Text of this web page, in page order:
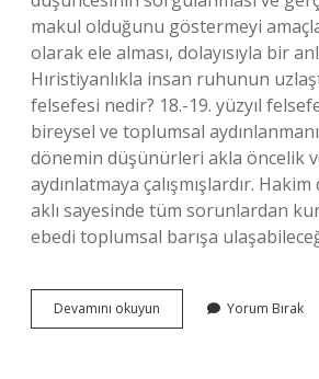
makul olduğunu göstermeyi
olarak ele alması, dolayısıyla bir
Hıristiyanlıkla insan ruhunun
felsefesi nedir? 18.-19. yüzyıl
bireysel ve toplumsal
dönemin düşünürleri akla öncelik
aydınlatmaya çalışmışlardır.
aklı sayesinde tüm sorunlardan
ebedi toplumsal barışa
Devamını okuyun Aydınlanma
Felsefesi
Yorum Bırak